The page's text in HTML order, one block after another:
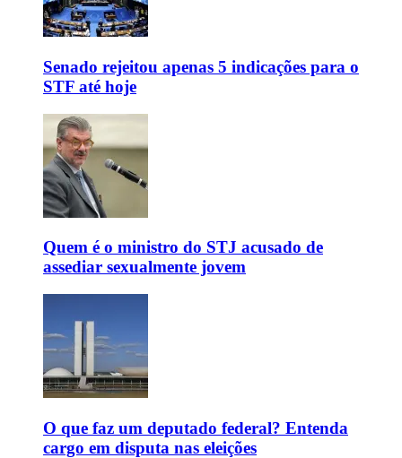
Senado rejeitou apenas 5 indicações para o
STF até hoje
Quem é o ministro do STJ acusado de
assediar sexualmente jovem
O que faz um deputado federal? Entenda
cargo em disputa nas eleições